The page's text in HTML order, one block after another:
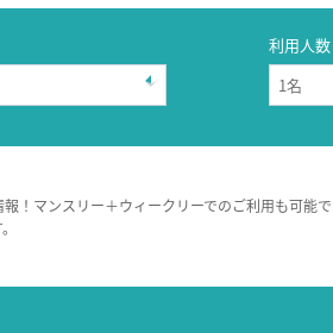
利用人数
！マンスリー＋ウィークリーでのご利用も可